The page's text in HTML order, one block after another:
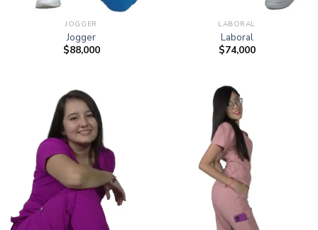
JOGGER
Jogger
$88,000
LABORAL
Laboral
$74,000